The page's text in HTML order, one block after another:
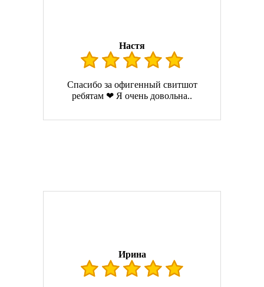
Настя
Спасибо за офигенный свитшот
ребятам ❤ Я очень довольна..
Ирина